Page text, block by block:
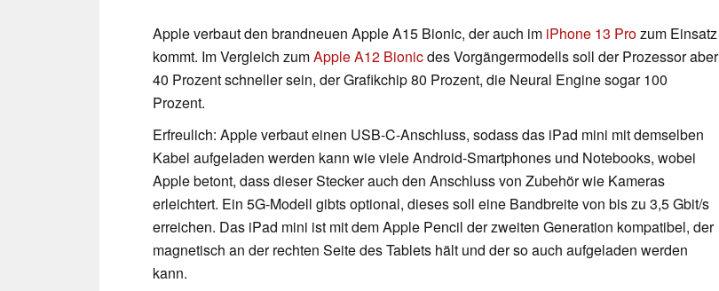
Apple verbaut den brandneuen Apple A15 Bionic, der auch im iPhone 13 Prozum Einsatz
kommt. Im Vergleich zumApple A12 Bionicdes Vorgängermodells soll der Prozessor aber
40 Prozent schneller sein, der Grafikchip 80 Prozent, die Neural Engine sogar 100
Prozent.
Erfreulich: Apple verbaut einen USB-C-Anschluss, sodass das iPad mini mit demselben
Kabel aufgeladen werden kann wie viele Android-Smartphones und Notebooks, wobei
Apple betont, dass dieser Stecker auch den Anschluss von Zubehör wie Kameras
erleichtert. Ein 5G-Modell gibts optional, dieses soll eine Bandbreite von bis zu 3,5 Gbit/s
erreichen. Das iPad mini ist mit dem Apple Pencil der zweiten Generation kompatibel, der
magnetisch an der rechten Seite des Tablets hält und der so auch aufgeladen werden
kann.